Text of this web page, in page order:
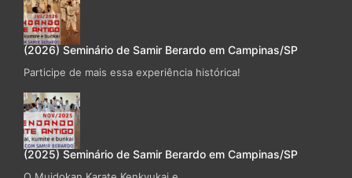
(2026) Seminário de Samir Berardo em Campinas/SP
Participe de mais essa experiência histórica!
(2025) Seminário de Samir Berardo em Campinas/SP